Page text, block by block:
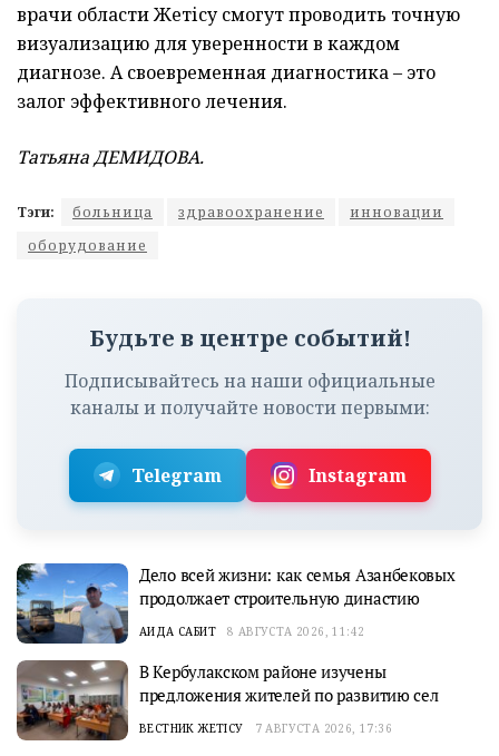
врачи области Жетісу смогут проводить точную
визуализацию для уверенности в каждом
диагнозе. А своевременная диагностика – это
залог эффективного лечения.
Татьяна ДЕМИДОВА.
Тэги: больница здравоохранение
инновации
оборудование
Будьте в центре событий!
Подписывайтесь на наши официальные
каналы и получайте новости первыми:
Telegram Instagram
Дело всей жизни: как семья Азанбековых
продолжает строительную династию
АИДА САБИТ 8 АВГУСТА 2026, 11:42
В Кербулакском районе изучены
предложения жителей по развитию сел
ВЕСТНИК ЖЕТІСУ 7 АВГУСТА 2026, 17:36